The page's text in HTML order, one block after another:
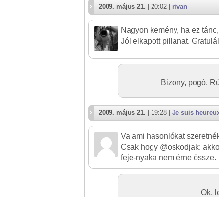
2009. május 21. | 20:02 | rivan
Nagyon kemény, ha ez
Jól elkapott pillanat.
Bizony, pogó.
2009. május 21. | 19:28 | Je suis
Valami hasonlókat
Csak hogy @oskodjak:
feje-nyaka nem érne össze.
Ok,